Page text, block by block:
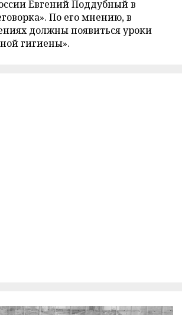
Евгений Поддубный в
По его мнению, в
должны появиться уроки
гигиены».